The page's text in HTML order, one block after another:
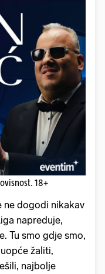
18+
ne dogodi nikakav
napreduje,
Tu smo gdje smo,
žaliti,
najbolje